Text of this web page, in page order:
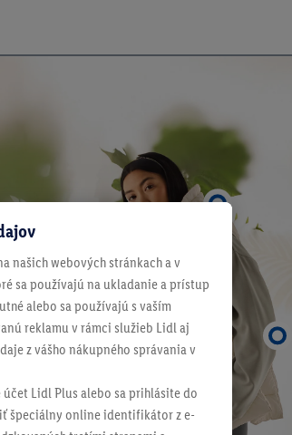
našich webových stránkach a v
sa používajú na ukladanie a prístup
alebo sa používajú s vaším
reklamu v rámci služieb Lidl aj
z vášho nákupného správania v
Lidl Plus alebo sa prihlásite do
špeciálny online identifikátor z e-